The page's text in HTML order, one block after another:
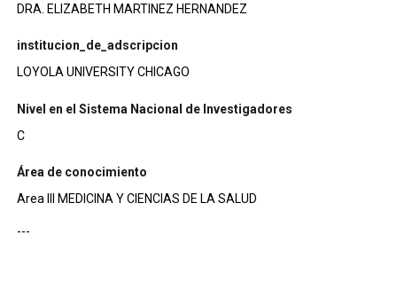
DRA. ELIZABETH MARTINEZ HERNANDEZ
institucion_de_adscripcion
LOYOLA UNIVERSITY CHICAGO
Nivel en el Sistema Nacional de Investigadores
C
Área de conocimiento
Area III MEDICINA Y CIENCIAS DE LA SALUD
---